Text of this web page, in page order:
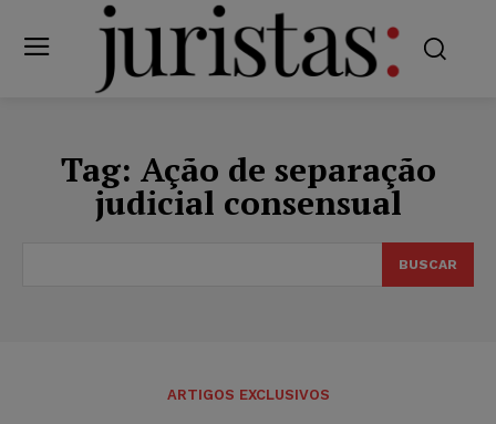
Tag: Ação de separação
judicial consensual
BUSCAR
ARTIGOS EXCLUSIVOS